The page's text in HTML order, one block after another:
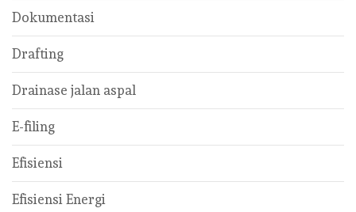
Dokumentasi
Drafting
Drainase jalan aspal
E-filing
Efisiensi
Efisiensi Energi